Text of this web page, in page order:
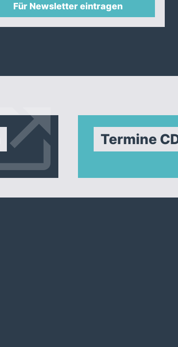
Für Newsletter eintragen
Termine